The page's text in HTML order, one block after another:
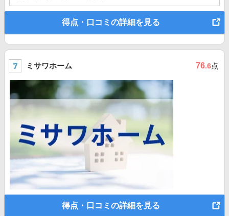
得点・口コミの詳細を見る
ミサワホーム 76.6点
得点・口コミの詳細を見る